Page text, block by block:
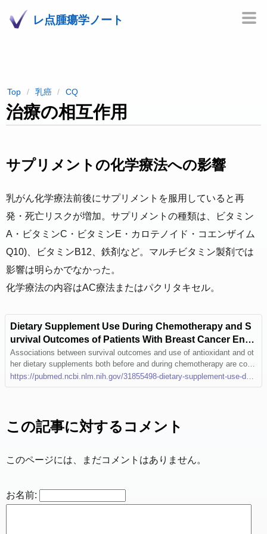
レ点腫瘍学ノート
Top 乳癌 CQ
治療の相互作用
サプリメントの化学療法への影響
乳がん化学療法前後にサプリメントを服用していると再
発・死亡リスクが増加。サプリメントの種類は、ビタミン
A・ビタミンC・ビタミンE・カロテノイド・コエンザイム
Q10)、ビタミンB12、鉄剤など。マルチビタミン製剤では
影響は明らかでなかった。
化学療法の内容はAC療法またはパクリタキセル。
Dietary Supplement Use During Chemotherapy and S
urvival Outcomes of Patients With Breast Cancer Enrol
led in a Cooperative Group Clinical Trial (SWOG S0221)
- PubMed
Associations between survival outcomes and use of antioxidant and ot
her dietary supplements both before and during chemotherapy are cons
istent with recommendations for caution among patients when consideri
ng the use of supplements, other than a multivitamin, during chemother
この記事に対するコメント
このページには、まだコメントはありません。
お名前: